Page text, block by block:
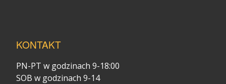
KONTAKT
PN-PT w godzinach 9-18:00
SOB w godzinach 9-14